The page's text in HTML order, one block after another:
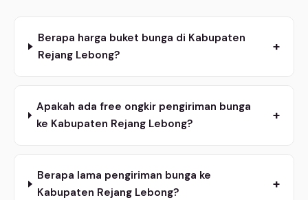
Berapa harga buket bunga di Kabupaten
Rejang Lebong?
+
Apakah ada free ongkir pengiriman bunga
ke Kabupaten Rejang Lebong?
+
Berapa lama pengiriman bunga ke
Kabupaten Rejang Lebong?
+